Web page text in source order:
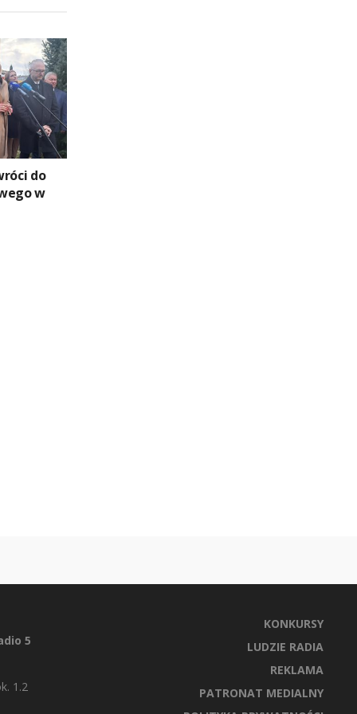
do
w
5
1.2
KONKURSY
LUDZIE RADIA
REKLAMA
PATRONAT MEDIALNY